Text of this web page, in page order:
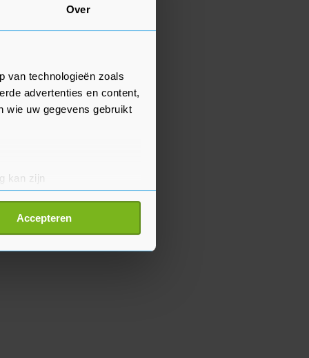
Over
van technologieën zoals
advertenties en content,
wie uw gegevens gebruikt
kan zijn
detailgedeelte
Accepteren